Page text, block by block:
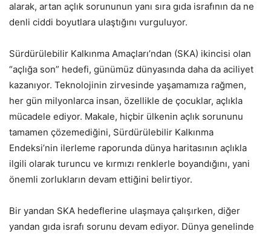
alarak, artan açlık sorununun yanı sıra gıda israfının da ne
denli ciddi boyutlara ulaştığını vurguluyor.
Sürdürülebilir Kalkınma Amaçları’ndan (SKA) ikincisi olan
“açlığa son” hedefi, günümüz dünyasında daha da aciliyet
kazanıyor. Teknolojinin zirvesinde yaşamamıza rağmen,
her gün milyonlarca insan, özellikle de çocuklar, açlıkla
mücadele ediyor. Makale, hiçbir ülkenin açlık sorununu
tamamen çözemediğini, Sürdürülebilir Kalkınma
Endeksi’nin ilerleme raporunda dünya haritasının açlıkla
ilgili olarak turuncu ve kırmızı renklerle boyandığını, yani
önemli zorlukların devam ettiğini belirtiyor.
Bir yandan SKA hedeflerine ulaşmaya çalışırken, diğer
yandan gıda israfı sorunu devam ediyor. Dünya genelinde